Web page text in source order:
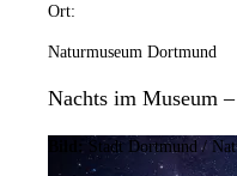
Ort:
Naturmuseum Dortmund
Nachts im Museum
Stadt Dortmund /